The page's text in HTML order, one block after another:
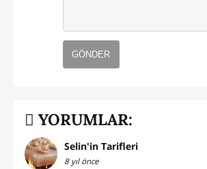
GÖNDER
YORUMLAR:
Selin'in Tarifleri
8 yıl önce